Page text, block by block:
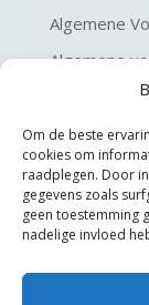
Om de beste
cookies om
raadplegen. Door
gegevens zoals
geen toestemming
nadelige invloed
Algemene
Algemene
Privacy
Disclaimer